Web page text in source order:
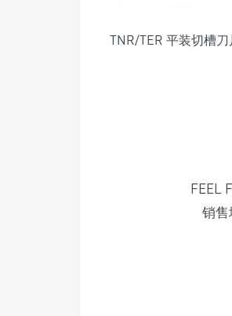
TNR/TER 平装切槽刀
FEEL
销售